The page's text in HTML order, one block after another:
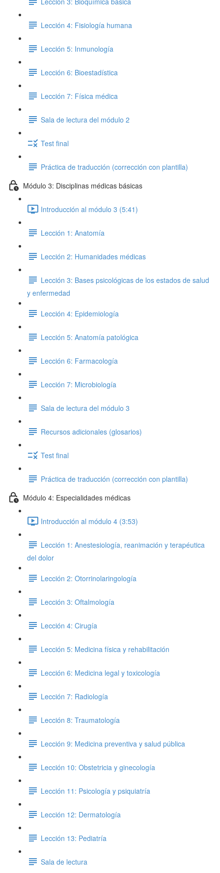
Lección 4: Fisiología humana
Lección 5: Inmunología
Lección 6: Bioestadística
Lección 7: Física médica
Sala de lectura del módulo 2
Test final
Práctica de traducción (corrección con plantilla)
Módulo 3: Disciplinas médicas básicas
Introducción al módulo 3 (5:41)
Lección 1: Anatomía
Lección 2: Humanidades médicas
Lección 3: Bases psicológicas de los estados de salud
y enfermedad
Lección 4: Epidemiología
Lección 5: Anatomía patológica
Lección 6: Farmacología
Lección 7: Microbiología
Sala de lectura del módulo 3
Recursos adicionales (glosarios)
Test final
Práctica de traducción (corrección con plantilla)
Módulo 4: Especialidades médicas
Introducción al módulo 4 (3:53)
Lección 1: Anestesiología, reanimación y terapéutica
del dolor
Lección 2: Otorrinolaringología
Lección 3: Oftalmología
Lección 4: Cirugía
Lección 5: Medicina física y rehabilitación
Lección 6: Medicina legal y toxicología
Lección 7: Radiología
Lección 8: Traumatología
Lección 9: Medicina preventiva y salud pública
Lección 10: Obstetricia y ginecología
Lección 11: Psicología y psiquiatría
Lección 12: Dermatología
Lección 13: Pediatría
Sala de lectura